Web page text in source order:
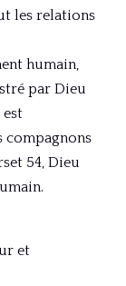
les relations
humain,
par Dieu
est
compagnons
54, Dieu
et